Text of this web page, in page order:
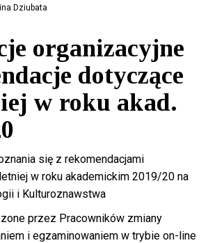
Dziubata
organizacyjne
dotyczące
w roku akad.
się z rekomendacjami
w roku akademickim 2019/20 na
i Kulturoznawstwa
przez Pracowników zmiany
i egzaminowaniem w trybie on-line